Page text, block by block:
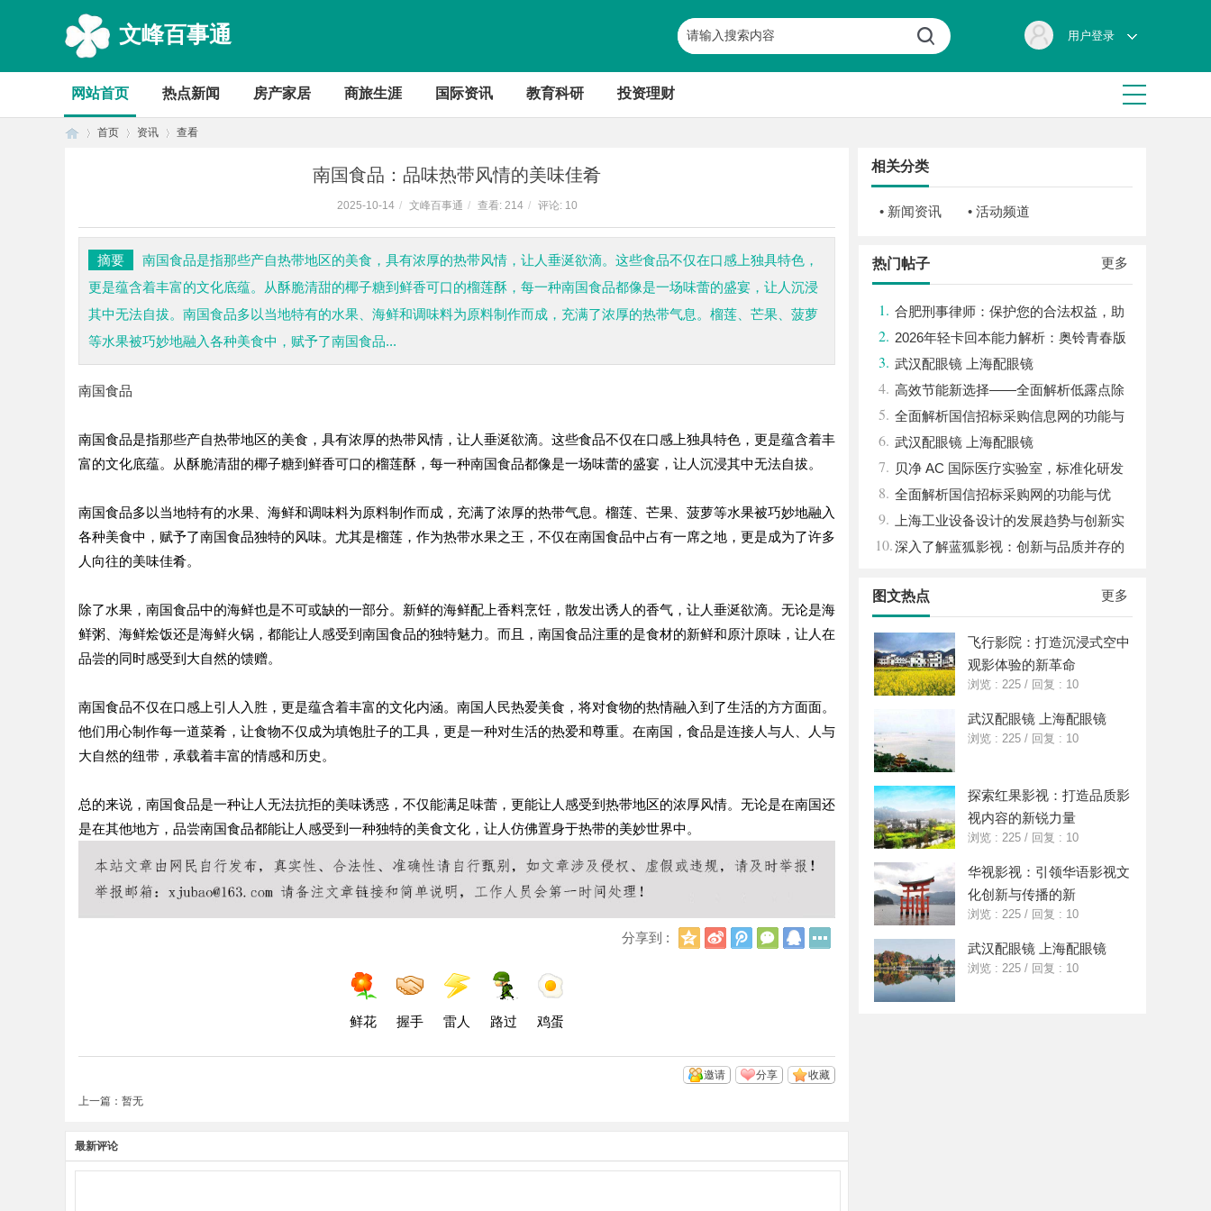
文峰百事通 用户登录
网站首页 热点新闻 房产家居 商旅生涯 国际资讯 教育科研 投资理财
首页 资讯 查看
南国食品：品味热带风情的美味佳肴
2025-10-14 / 文峰百事通 / 查看: 214 / 评论: 10
摘要
南国食品是指那些产自热带地区的美食，具有浓厚的热带风情，让人垂涎欲滴。这些食品不仅在口感上独具特色，
更是蕴含着丰富的文化底蕴。从酥脆清甜的椰子糖到鲜香可口的榴莲酥，每一种南国食品都像是一场味蕾的盛宴，让人沉浸
其中无法自拔。南国食品多以当地特有的水果、海鲜和调味料为原料制作而成，充满了浓厚的热带气息。榴莲、芒果、菠萝
等水果被巧妙地融入各种美食中，赋予了南国食品...
南国食品
南国食品是指那些产自热带地区的美食，具有浓厚的热带风情，让人垂涎欲滴。这些食品不仅在口感上独具特色，更是蕴含着丰
富的文化底蕴。从酥脆清甜的椰子糖到鲜香可口的榴莲酥，每一种南国食品都像是一场味蕾的盛宴，让人沉浸其中无法自拔。
南国食品多以当地特有的水果、海鲜和调味料为原料制作而成，充满了浓厚的热带气息。榴莲、芒果、菠萝等水果被巧妙地融入
各种美食中，赋予了南国食品独特的风味。尤其是榴莲，作为热带水果之王，不仅在南国食品中占有一席之地，更是成为了许多
人向往的美味佳肴。
除了水果，南国食品中的海鲜也是不可或缺的一部分。新鲜的海鲜配上香料烹饪，散发出诱人的香气，让人垂涎欲滴。无论是海
鲜粥、海鲜烩饭还是海鲜火锅，都能让人感受到南国食品的独特魅力。而且，南国食品注重的是食材的新鲜和原汁原味，让人在
品尝的同时感受到大自然的馈赠。
南国食品不仅在口感上引人入胜，更是蕴含着丰富的文化内涵。南国人民热爱美食，将对食物的热情融入到了生活的方方面面。
他们用心制作每一道菜肴，让食物不仅成为填饱肚子的工具，更是一种对生活的热爱和尊重。在南国，食品是连接人与人、人与
大自然的纽带，承载着丰富的情感和历史。
总的来说，南国食品是一种让人无法抗拒的美味诱惑，不仅能满足味蕾，更能让人感受到热带地区的浓厚风情。无论是在南国还
是在其他地方，品尝南国食品都能让人感受到一种独特的美食文化，让人仿佛置身于热带的美妙世界中。
分享到 :
Q
新
浪
腾
讯
微
信
Q
鲜花 握手 雷人 路过 鸡蛋
收藏
分享
邀请
上一篇：暂无
最新评论
相关分类
• 新闻资讯 • 活动频道
更多
热门帖子
1. 合肥刑事律师：保护您的合法权益，助
您走出法律困境
2. 2026年轻卡回本能力解析：奥铃青春版
回本关键因素与高潜力车型介绍
3. 武汉配眼镜 上海配眼镜
4. 高效节能新选择——全面解析低露点除
湿机的应用与优势
5. 全面解析国信招标采购信息网的功能与
优势
6. 武汉配眼镜 上海配眼镜
7. 贝净 AC 国际医疗实验室，标准化研发
体系全解析
8. 全面解析国信招标采购网的功能与优
势，助力企业高效招标采购
9.
上海工业设备设计的发展趋势与创新实
践探索
10.深入了解蓝狐影视：创新与品质并存的
更多
图文热点
飞行影院：打造沉浸式空中
观影体验的新革命
浏览 : 225 / 回复 : 10
武汉配眼镜 上海配眼镜
浏览 : 225 / 回复 : 10
探索红果影视：打造品质影
视内容的新锐力量
浏览 : 225 / 回复 : 10
华视影视：引领华语影视文
化创新与传播的新
浏览 : 225 / 回复 : 10
武汉配眼镜 上海配眼镜
浏览 : 225 / 回复 : 10